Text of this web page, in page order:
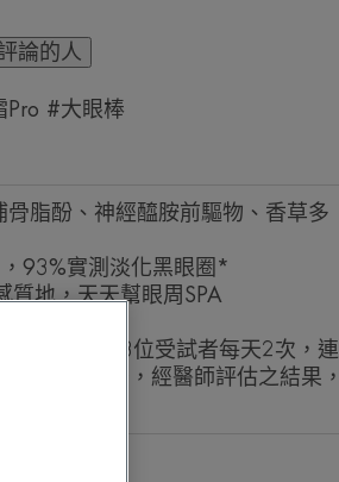
論的人
Pro #大眼棒
骨脂酚、神經醯胺前驅物、香草多
93%實測淡化黑眼圈*
質地，天天幫眼周SPA
方測試，33位受試者每天2次，連
Pro56天後，經醫師評估之結果，